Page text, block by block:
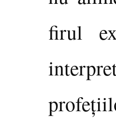
firul